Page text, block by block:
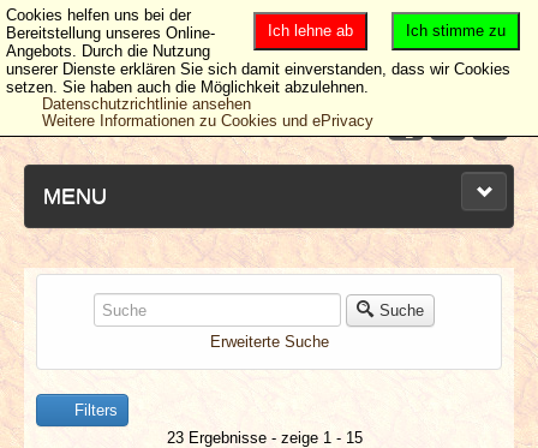
MENU
NEUESTE ARTIKEL
NEWS & DATES
BERICHTE
Suche
Erweiterte Suche
Filters
23 Ergebnisse - zeige 1 - 15
Ich stimme zu
Ich lehne ab
Cookies helfen uns bei der
Bereitstellung unseres Online-
Angebots. Durch die Nutzung
unserer Dienste erklären Sie sich damit einverstanden, dass wir Cookies
setzen. Sie haben auch die Möglichkeit abzulehnen.
Datenschutzrichtlinie ansehen
Weitere Informationen zu Cookies und ePrivacy